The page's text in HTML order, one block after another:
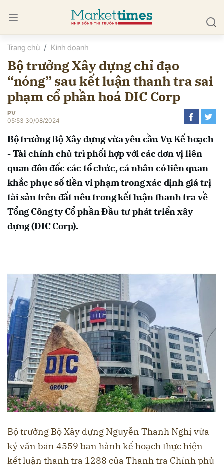
Trang chủ Kinh doanh
Bộ trưởng Xây dựng chỉ đạo
“nóng” sau kết luận thanh tra sai
phạm cổ phần hoá DIC Corp
PV
05:53 30/08/2024
Bộ trưởng Bộ Xây dựng vừa yêu cầu Vụ Kế hoạch
- Tài chính chủ trì phối hợp với các đơn vị liên
quan đôn đốc các tổ chức, cá nhân có liên quan
khắc phục số tiền vi phạm trong xác định giá trị
tài sản trên đất nêu trong kết luận thanh tra về
Tổng Công ty Cổ phần Đầu tư phát triển xây
dựng (DIC Corp).
Bộ trưởng Bộ Xây dựng Nguyễn Thanh Nghị vừa
ký văn bản 4559 ban hành kế hoạch thực hiện
kết luận thanh tra 1288 của Thanh tra Chính phủ
luận